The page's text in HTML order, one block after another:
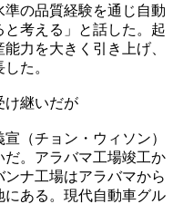
の品質経験を通じ自動
考える」と話した。起
力を大きく引き上げ、
た。
継いだが
（チョン・ウィソン）
。アラバマ工場竣工か
ナ工場はアラバマから
ある。現代自動車グル